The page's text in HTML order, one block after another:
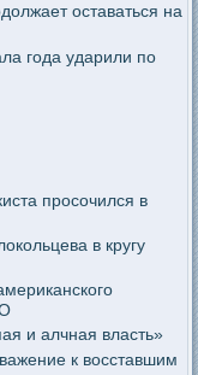
оставаться на
года ударили по
просочился в
в кругу
и алчная власть»
к восставшим